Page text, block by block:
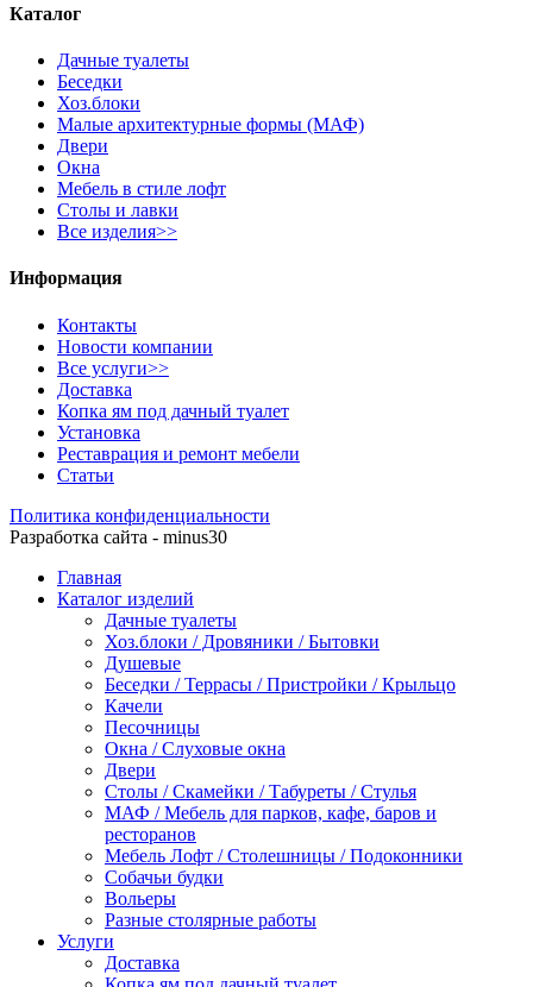
Каталог
Дачные туалеты
Беседки
Хоз.блоки
Малые архитектурные формы (МАФ)
Двери
Окна
Мебель в стиле лофт
Столы и лавки
Все изделия>>
Информация
Контакты
Новости компании
Все услуги>>
Доставка
Копка ям под дачный туалет
Установка
Реставрация и ремонт мебели
Статьи
Политика конфиденциальности
Разработка сайта - minus30
Главная
Каталог изделий
Дачные туалеты
Хоз.блоки / Дровяники / Бытовки
Душевые
Беседки / Террасы / Пристройки / Крыльцо
Качели
Песочницы
Окна / Слуховые окна
Двери
Столы / Скамейки / Табуреты / Стулья
МАФ / Мебель для парков, кафе, баров и
ресторанов
Мебель Лофт / Столешницы / Подоконники
Собачьи будки
Вольеры
Разные столярные работы
Услуги
Доставка